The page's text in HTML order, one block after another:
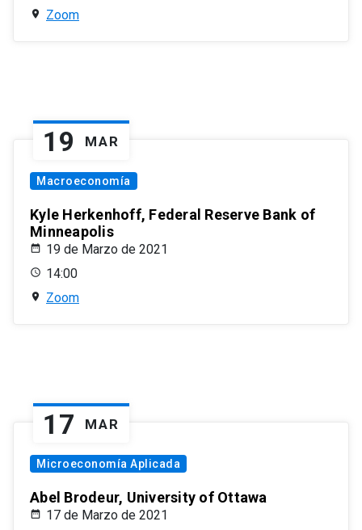
Zoom
19 MAR
Macroeconomía
Kyle Herkenhoff, Federal Reserve Bank of
Minneapolis
19 de Marzo de 2021
14:00
Zoom
17 MAR
Microeconomía Aplicada
Abel Brodeur, University of Ottawa
17 de Marzo de 2021